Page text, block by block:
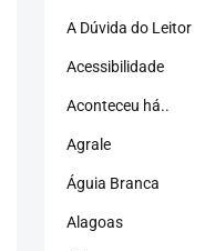
A Dúvida do Leitor
Acessibilidade
Aconteceu há..
Agrale
Águia Branca
Alagoas